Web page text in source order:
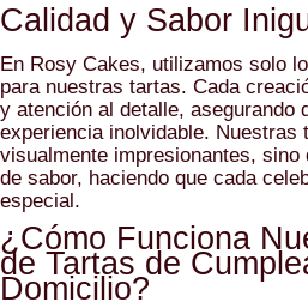
Calidad y Sabor
En Rosy Cakes, utilizamos solo
para nuestras tartas. Cada
y atención al detalle, asegurando
experiencia inolvidable. Nuestras
visualmente impresionantes, sino
de sabor, haciendo que cada
especial.
¿Cómo Funciona
de Tartas de
Domicilio?